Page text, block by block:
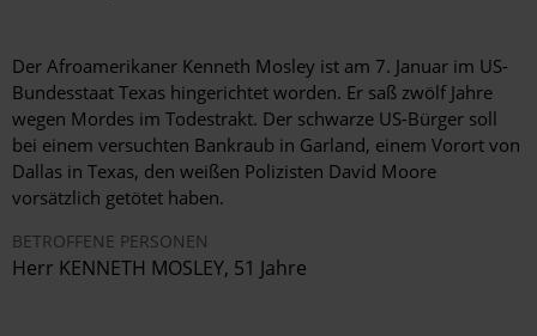
Der Afroamerikaner Kenneth Mosley ist am 7. Januar im US-
Bundesstaat Texas hingerichtet worden. Er saß zwölf Jahre
wegen Mordes im Todestrakt. Der schwarze US-Bürger soll
bei einem versuchten Bankraub in Garland, einem Vorort von
Dallas in Texas, den weißen Polizisten David Moore
vorsätzlich getötet haben.
BETROFFENE PERSONEN
Herr KENNETH MOSLEY, 51 Jahre